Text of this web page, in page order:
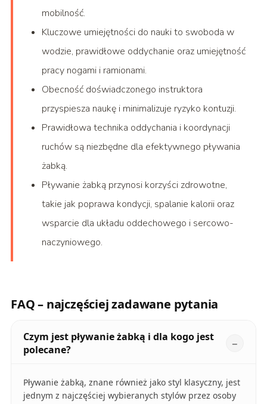
mobilność.
Kluczowe umiejętności do nauki to swoboda w
wodzie, prawidłowe oddychanie oraz umiejętność
pracy nogami i ramionami.
Obecność doświadczonego instruktora
przyspiesza naukę i minimalizuje ryzyko kontuzji.
Prawidłowa technika oddychania i koordynacji
ruchów są niezbędne dla efektywnego pływania
żabką.
Pływanie żabką przynosi korzyści zdrowotne,
takie jak poprawa kondycji, spalanie kalorii oraz
wsparcie dla układu oddechowego i sercowo-
naczyniowego.
FAQ – najczęściej zadawane pytania
Czym jest pływanie żabką i dla kogo jest
polecane?
Pływanie żabką, znane również jako styl klasyczny, jest
jednym z najczęściej wybieranych stylów przez osoby